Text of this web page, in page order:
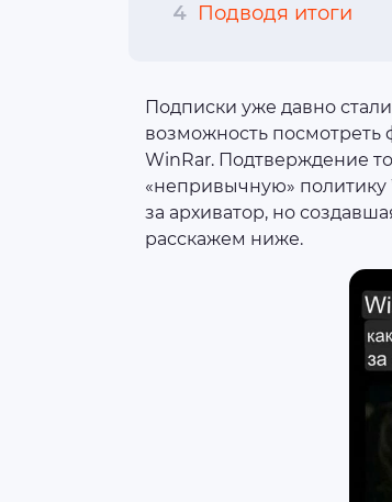
4 Подводя итоги
Подписки уже давно
возможность посмотреть
WinRar. Подтверждение
«непривычную» политику
за архиватор, но
расскажем ниже.